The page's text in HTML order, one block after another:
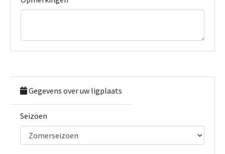
Gegevens over uw ligplaats
Seizoen